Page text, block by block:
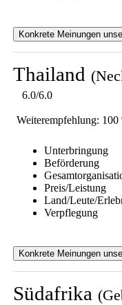
Konkrete Meinungen
Thailand
6.0/6.0
Weiterempfehlung:
Unterbringung
Beförderung
Preis/Leistung
Land/Leute/
Verpflegung
Konkrete Meinungen
Südafrika